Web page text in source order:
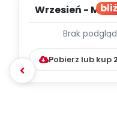
Wrzesień -
Brak
Pobierz lub kup